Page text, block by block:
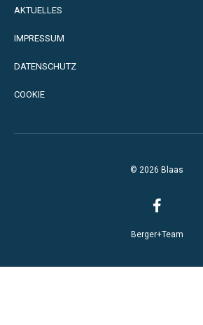
AKTUELLES
IMPRESSUM
DATENSCHUTZ
COOKIE
© 2026 Blaas
Berger+Team